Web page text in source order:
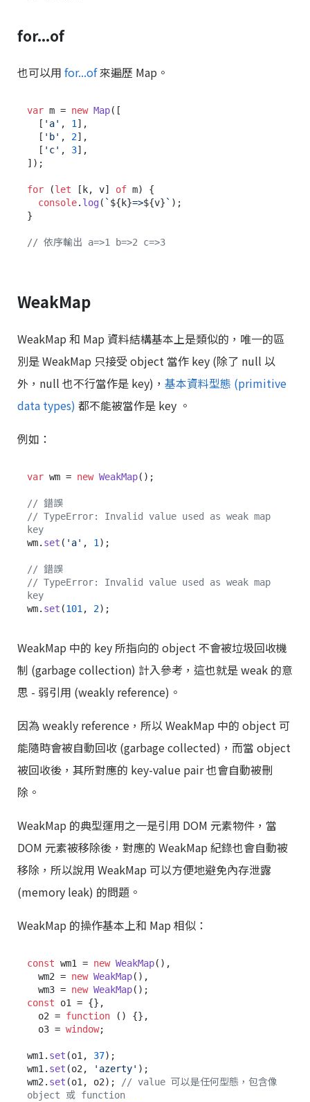
for...of
也可以用 for...of來遍歷 Map。
var m = new Map([
  [
'a' , 1 ],
  [
'b' , 2],
  [
'c' , 3],
]);
for (let [k, v] of m) {
console. log( ` ${k}=>${v} ` );
}
// 依序輸出 a=>1 b=>2 c=>3
WeakMap
WeakMap 和 Map 資料結構基本上是類似的，唯一的區
別是 WeakMap 只接受 object 當作 key (除了 null 以
外，null 也不行當作是 key)， 基本資料型態 (primitive
data types) 都不能被當作是 key 。
例如：
var wm = new WeakMap();
// 錯誤
// TypeError: Invalid value used as weak map
key
wm. set ( 'a' , 1);
// 錯誤
// TypeError: Invalid value used as weak map
key
wm. set (101, 2
WeakMap 中的 key 所指向的 object 不會被垃圾回收機
制 (garbage collection) 計入參考，這也就是 weak 的意
思 - 弱引用 (weakly reference)。
因為 weakly reference，所以 WeakMap 中的 object 可
能隨時會被自動回收 (garbage collected)，而當 object
被回收後，其所對應的 key-value pair 也會自動被刪
除。
WeakMap 的典型運用之一是引用 DOM 元素物件，當
DOM 元素被移除後，對應的 WeakMap 紀錄也會自動被
移除，所以說用 WeakMap 可以方便地避免內存泄露
(memory leak) 的問題。
WeakMap 的操作基本上和 Map 相似：
const wm1 = new WeakMap(),
  wm2 =
new WeakMap(),
  wm3 =
new WeakMap
const o1 = {},
  o2 =
function ( ) {},
  o3 =
window;
wm1. set (o1, 37);
wm1. set (o2, 'azerty' );
wm2. set (o1, o2); // value 可以是任何型態，包含像
object 或 function